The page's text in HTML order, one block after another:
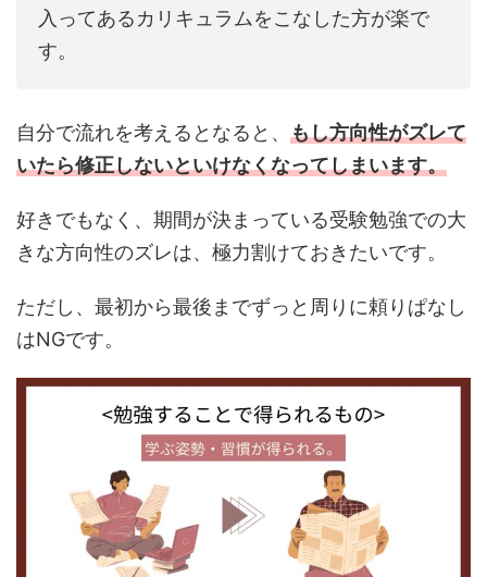
入ってあるカリキュラムをこなした方が楽で
す。
自分で流れを考えるとなると、 もし方向性がズレて
いたら修正しないといけなくなってしまいます。
好きでもなく、期間が決まっている受験勉強での大
きな方向性のズレは、極力割けておきたいです。
ただし、最初から最後までずっと周りに頼りぱなし
はNGです。